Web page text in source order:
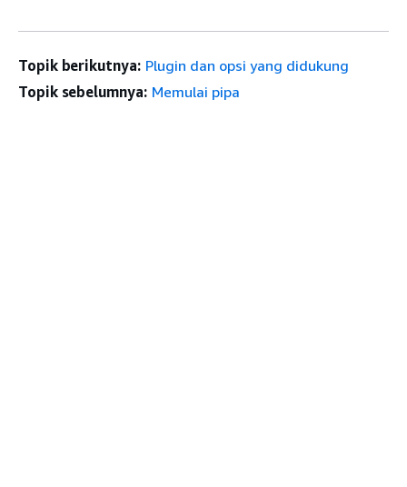
Topik berikutnya: Plugin dan opsi yang didukung
Topik sebelumnya: Memulai pipa